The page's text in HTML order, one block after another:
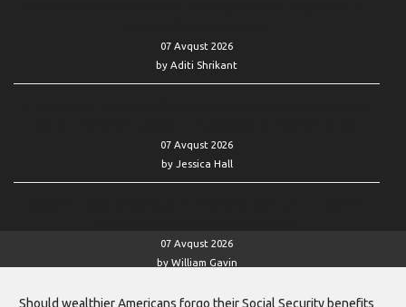
07 Avqust 2026
by Aditi Shrikant
07 Avqust 2026
by Jessica Hall
07 Avqust 2026
by William Gavin
Should wealthier Americans forgo their Social Security benefits